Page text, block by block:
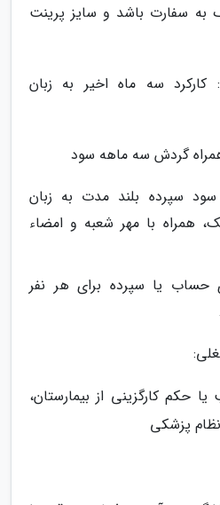
به سفارت باشد و سایز پرینت
سه ماه اخیر به زبان
گردش سه ماهه سود
سپرده بلند مدت به زبان
همراه با مهر شعبه و امضاء
حساب یا سپرده برای هر نفر
حکم کارگزینی از بیمارستان،
پزشکی